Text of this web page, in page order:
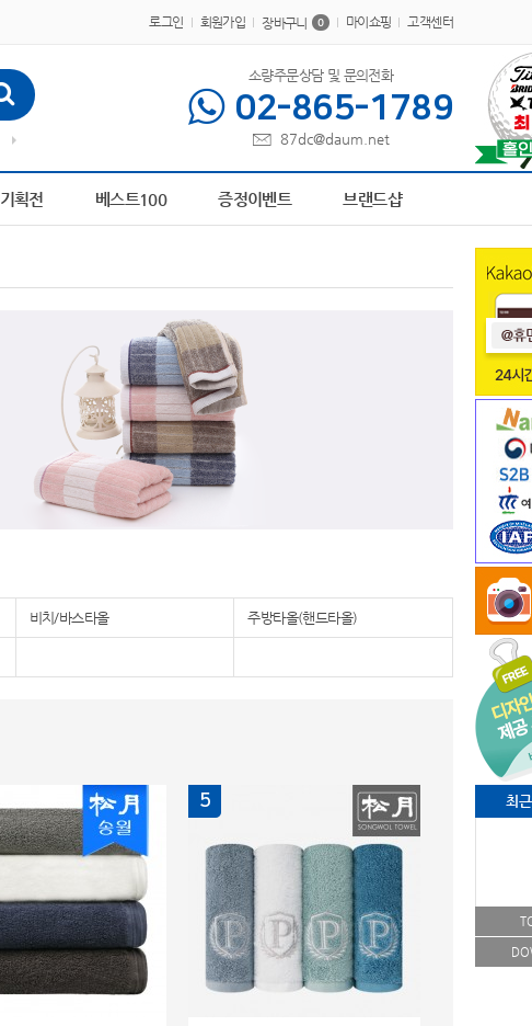
로그인 회원가입 장바구니 0 마이쇼핑 고객센터
5 파스텔 칫솔 9 장바구니 AP-1000481
소량주문상담 및 문의전화
02-865-1789
87dc@daum.net
기획전 베스트100 증정이벤트 브랜드샵
최
비치/바스타올 주방타올(핸드타올)
5